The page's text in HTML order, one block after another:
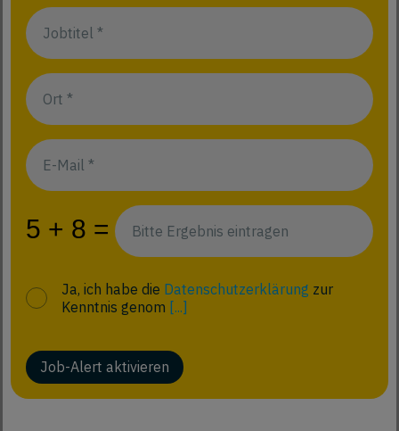
Ja, ich habe die Datenschutzerklärung zur
Kenntnis genom [...]
Job-Alert aktivieren